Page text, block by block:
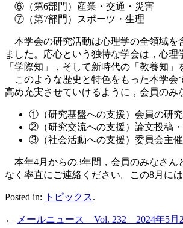
⑥（第6部門）産業・交通・災害
⑦（第7部門）スポーツ・生理
本学会の研究活動は心理学の全領域を
ました。応心という独特な学会は，心
「学際知」，そして新時代の「教養知」
このような歴史と特色をもった本学会
高め充実させていけるように，会員のみ
①（研究基盤への支援）会員の研
②（研究交流への支援）論文投稿
③（社会活動への支援）委員会主
本年4月からの3年間，会員のみなさん
なく率直にご連絡ください。この8月に
Posted in: トピックス.
← メールニュース Vol. 232 2024年5月